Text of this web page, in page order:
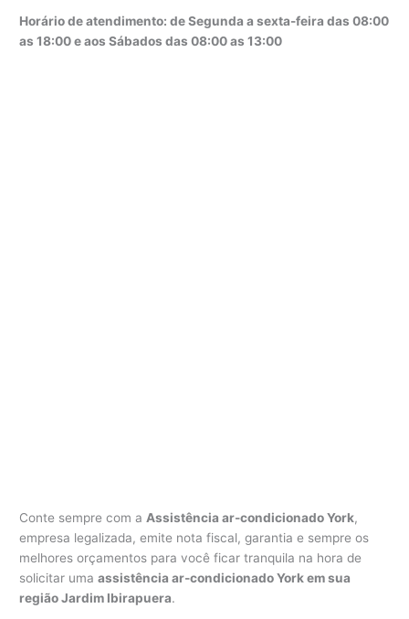
Horário de atendimento: de Segunda a sexta-feira das 08:00
as 18:00 e aos Sábados das 08:00 as 13:00
Conte sempre com a Assistência ar-condicionado York,
empresa legalizada, emite nota fiscal, garantia e sempre os
melhores orçamentos para você ficar tranquila na hora de
solicitar umaassistência ar-condicionado York em sua
região Jardim Ibirapuera.